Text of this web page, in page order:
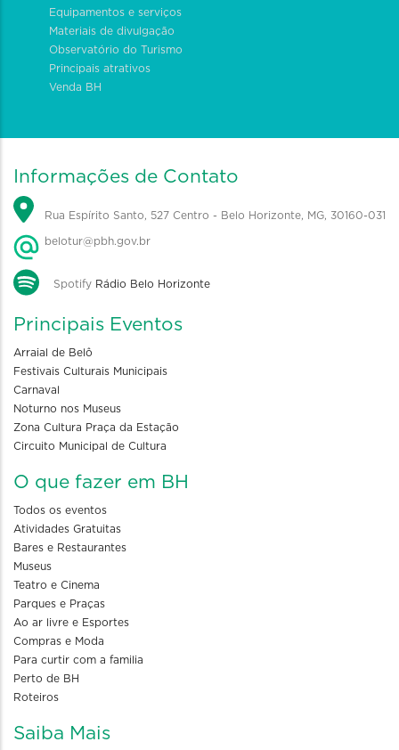
Equipamentos e serviços
Materiais de divulgação
Observatório do Turismo
Principais atrativos
Venda BH
Informações de Contato
Rua Espírito Santo, 527 Centro - Belo Horizonte, MG, 30160-031
belotur@pbh.gov.br
Spotify Rádio Belo Horizonte
Principais Eventos
Arraial de Belô
Festivais Culturais Municipais
Carnaval
Noturno nos Museus
Zona Cultura Praça da Estação
Circuito Municipal de Cultura
O que fazer em BH
Todos os eventos
Atividades Gratuitas
Bares e Restaurantes
Museus
Teatro e Cinema
Parques e Praças
Ao ar livre e Esportes
Compras e Moda
Para curtir com a familia
Perto de BH
Roteiros
Saiba Mais